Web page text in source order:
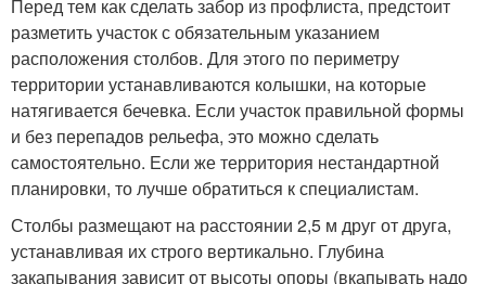
Перед тем как сделать забор из профлиста, предстоит
разметить участок с обязательным указанием
расположения столбов. Для этого по периметру
территории устанавливаются колышки, на которые
натягивается бечевка. Если участок правильной формы
и без перепадов рельефа, это можно сделать
самостоятельно. Если же территория нестандартной
планировки, то лучше обратиться к специалистам.
Столбы размещают на расстоянии 2,5 м друг от друга,
устанавливая их строго вертикально. Глубина
закапывания зависит от высоты опоры (вкапывать надо